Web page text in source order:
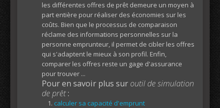
les différentes offres de prêt demeure un moyen à
part entière pour réaliser des économies sur les
coûts. Bien que le processus de comparaison
réclame des informations personnelles sur la
personne emprunteur, il permet de cibler les offres
qui s'adaptent le mieux à son profil. Enfin,
comparer les offres reste un gage d'assurance
pour trouver ...
Pour en savoir plus sur outil de simulation
de prêt:
calculer sa capacité d'emprunt